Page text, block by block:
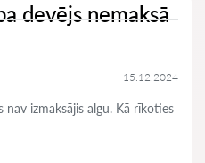
devējs nemaksā
15.12.2024
nav izmaksājis algu. Kā rīkoties